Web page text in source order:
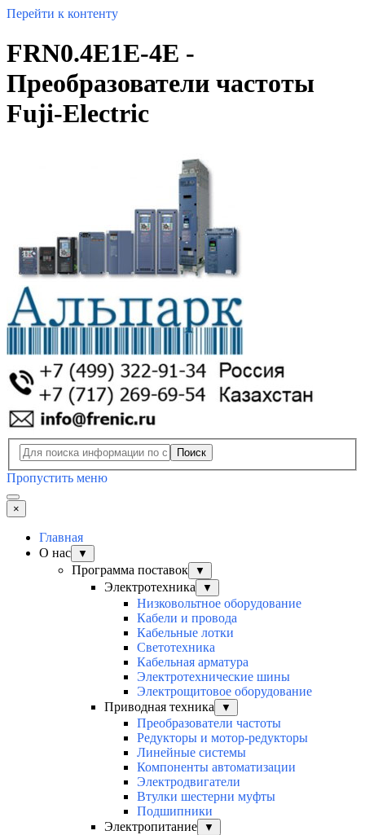
Перейти к контенту
FRN0.4E1E-4E -
Преобразователи частоты
Fuji-Electric
Поиск
Пропустить меню
×
Главная
О нас
▼
Программа поставок ▼
Электротехника ▼
Низковольтное оборудование
Кабели и провода
Кабельные лотки
Светотехника
Кабельная арматура
Электротехнические шины
Электрощитовое оборудование
Приводная техника
▼
Преобразователи частоты
Редукторы и мотор-редукторы
Линейные системы
Компоненты автоматизации
Электродвигатели
Втулки шестерни муфты
Подшипники
Электропитание
▼